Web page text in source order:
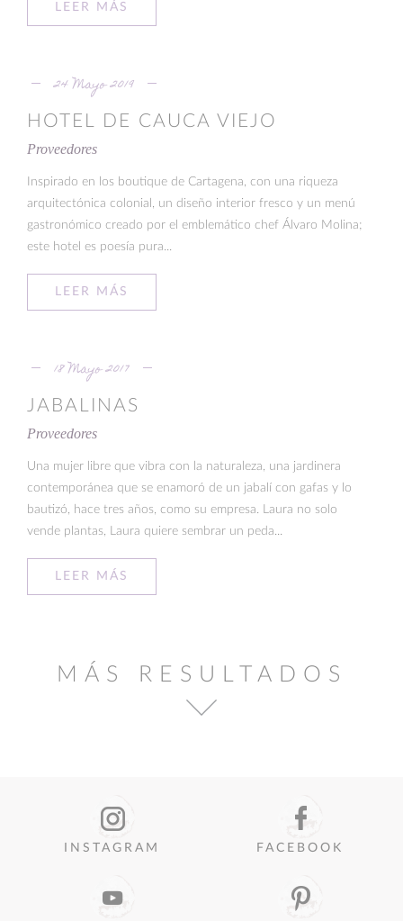
LEER MÁS
24 Mayo 2019
HOTEL DE CAUCA VIEJO
Proveedores
Inspirado en los boutique de Cartagena, con una riqueza
arquitectónica colonial, un diseño interior fresco y un menú
gastronómico creado por el emblemático chef Álvaro Molina;
este hotel es poesía pura...
LEER MÁS
18 Mayo 2017
JABALINAS
Proveedores
Una mujer libre que vibra con la naturaleza, una jardinera
contemporánea que se enamoró de un jabalí con gafas y lo
bautizó, hace tres años, como su empresa. Laura no solo
vende plantas, Laura quiere sembrar un peda...
LEER MÁS
MÁS RESULTADOS
INSTAGRAM FACEBOOK